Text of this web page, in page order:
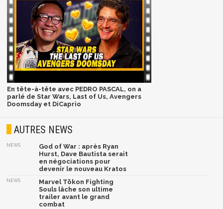
En tête-à-tête avec PEDRO PASCAL, on a
parlé de Star Wars, Last of Us, Avengers
Doomsday et DiCaprio
AUTRES NEWS
NEWS
God of War : après Ryan
Hurst, Dave Bautista serait
en négociations pour
devenir le nouveau Kratos
NEWS
Marvel Tōkon Fighting
Souls lâche son ultime
trailer avant le grand
combat